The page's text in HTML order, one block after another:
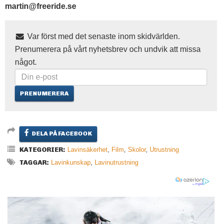
martin@freeride.se
Var först med det senaste inom skidvärlden.
Prenumerera på vårt nyhetsbrev och undvik att missa
något.
DELA PÅ FACEBOOK
KATEGORIER: Lavinsäkerhet, Film, Skolor, Utrustning
TAGGAR: Lavinkunskap, Lavinutrustning